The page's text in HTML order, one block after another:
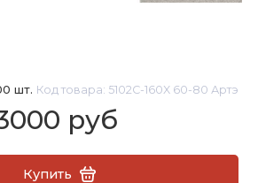
шт. Код товара: 5102C-160X 60-80 Артэ
руб
Купить